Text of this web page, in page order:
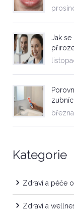
Jak
Kategorie
Zdraví a péče
Zdraví a